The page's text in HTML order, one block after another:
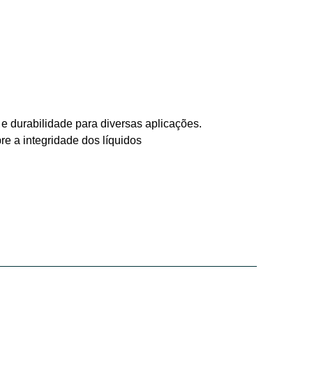
durabilidade para diversas aplicações.
a integridade dos líquidos